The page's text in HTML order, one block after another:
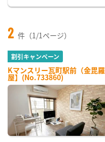
2 件（1/1ページ）
割引キャンペーン
Kマンスリー瓦町駅前（金毘
屋】(No.733860)